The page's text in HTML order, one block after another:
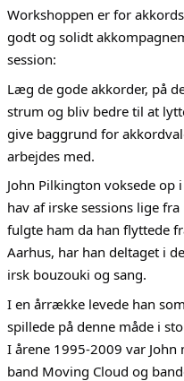
Workshoppen er for
godt og solidt
session:
Læg de gode akkorder, på
strum og bliv bedre til at
give baggrund for
arbejdes med.
John Pilkington voksede op
hav af irske sessions lige
fulgte ham da han flyttede
Aarhus, har han deltaget i
irsk bouzouki og sang.
I en årrække levede han
spillede på denne måde i
I årene 1995-2009 var
band Moving Cloud og